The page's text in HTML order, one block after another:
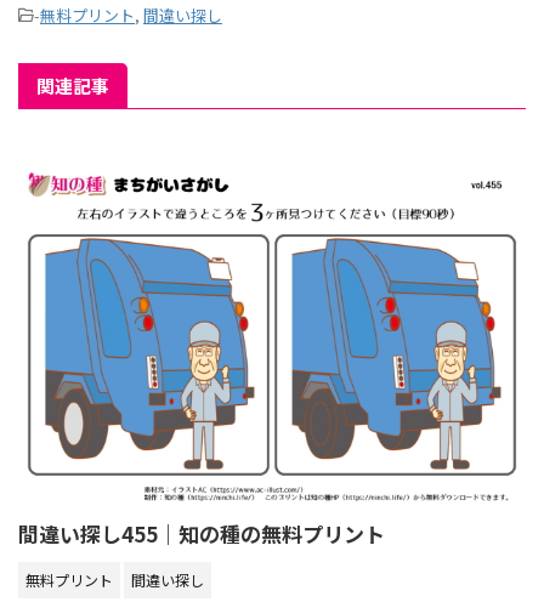
-無料プリント, 間違い探し
関連記事
間違い探し455｜知の種の無料プリント
無料プリント 間違い探し